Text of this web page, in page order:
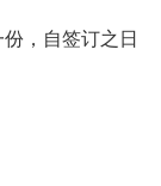
，自签订之日